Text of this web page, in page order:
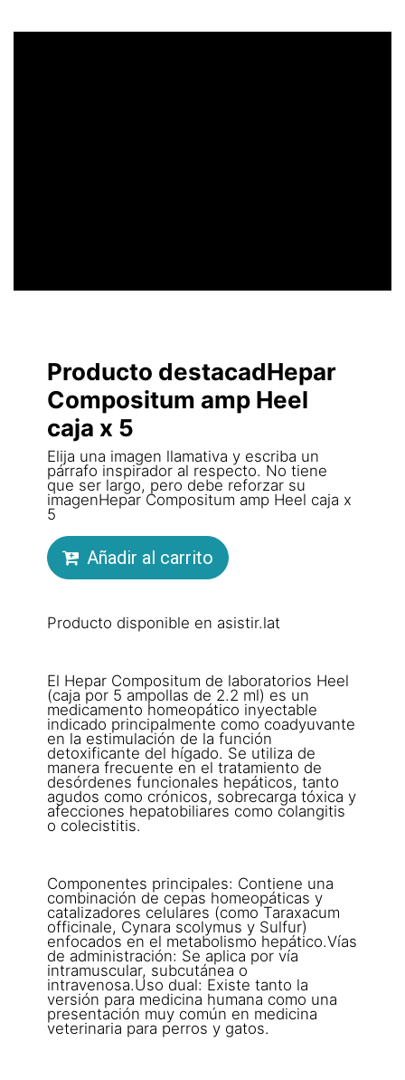
Producto destacadHepar
Compositum amp Heel
caja x 5
Elija una imagen llamativa y escriba un
párrafo inspirador al respecto. No tiene
que ser largo, pero debe reforzar su
imagenHepar Compositum amp Heel caja x
5
Añadir al carrito
Producto disponible en asistir.lat
El Hepar Compositum de laboratorios Heel
(caja por 5 ampollas de 2.2 ml) es un
medicamento homeopático inyectable
indicado principalmente como coadyuvante
en la estimulación de la función
detoxificante del hígado. Se utiliza de
manera frecuente en el tratamiento de
desórdenes funcionales hepáticos, tanto
agudos como crónicos, sobrecarga tóxica y
afecciones hepatobiliares como colangitis
o colecistitis.
Componentes principales: Contiene una
combinación de cepas homeopáticas y
catalizadores celulares (como Taraxacum
officinale, Cynara scolymus y Sulfur)
enfocados en el metabolismo hepático.Vías
de administración: Se aplica por vía
intramuscular, subcutánea o
intravenosa.Uso dual: Existe tanto la
versión para medicina humana como una
presentación muy común en medicina
veterinaria para perros y gatos.